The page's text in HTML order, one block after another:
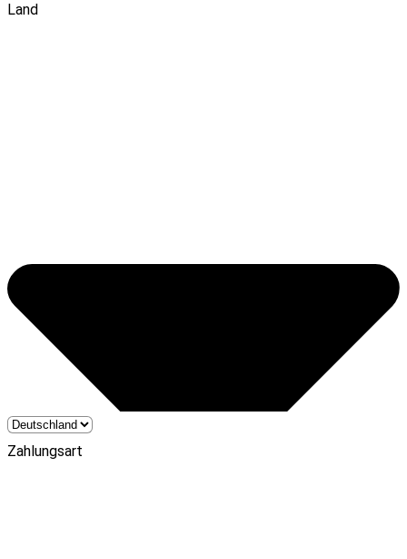
Land
Zahlungsart